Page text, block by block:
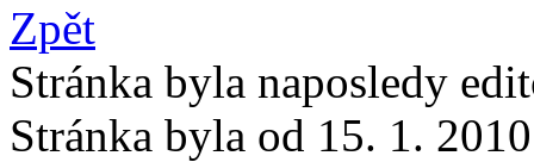
Zpět
Stránka byla naposledy
Stránka byla od 15. 1.